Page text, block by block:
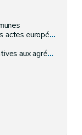
européens
aux agréments